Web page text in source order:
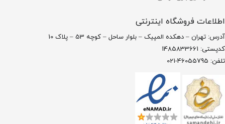
اطلاعات فروشگاه اینترنتی
آدرس: تهران – دهکده المپیک – بلوار ساحل – کوچه 53 – پلاک 10
کدپستی: 1485833661
تلفن: 46055795-021